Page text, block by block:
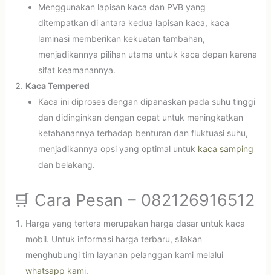
Menggunakan lapisan kaca dan PVB yang
ditempatkan di antara kedua lapisan kaca, kaca
laminasi memberikan kekuatan tambahan,
menjadikannya pilihan utama untuk kaca depan karena
sifat keamanannya.
Kaca Tempered
Kaca ini diproses dengan dipanaskan pada suhu tinggi
dan didinginkan dengan cepat untuk meningkatkan
ketahanannya terhadap benturan dan fluktuasi suhu,
menjadikannya opsi yang optimal untuk kaca samping
dan belakang.
🛒 Cara Pesan – 082126916512
Harga yang tertera merupakan harga dasar untuk kaca
mobil. Untuk informasi harga terbaru, silakan
menghubungi tim layanan pelanggan kami melalui
whatsapp kami.